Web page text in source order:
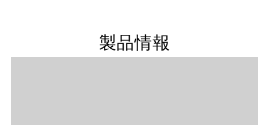
製品情報